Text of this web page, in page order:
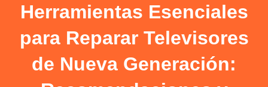
Herramientas Esenciales
para Reparar Televisores
de Nueva Generación: